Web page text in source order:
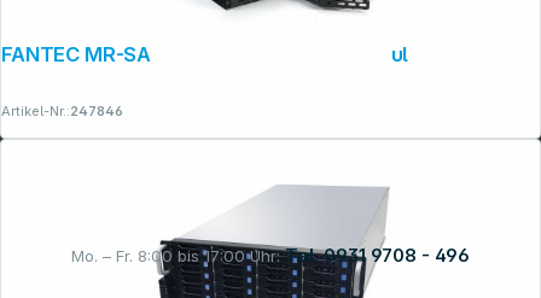
Mo. – Fr. 8:00 bis 17:00 Uhr: Tel. 0931 9708 - 496
FANTEC MR-SA1262-12G Backplane Modul
Artikel-Nr.:247846